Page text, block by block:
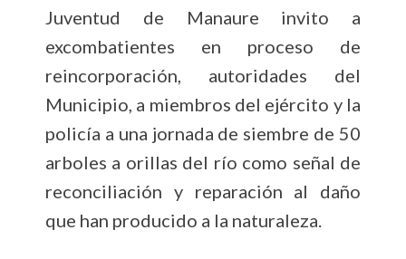
Juventud de Manaure invito a
excombatientes en proceso de
reincorporación, autoridades del
Municipio, a miembros del ejército y la
policía a una jornada de siembre de 50
arboles a orillas del río como señal de
reconciliación y reparación al daño
que han producido a la naturaleza.